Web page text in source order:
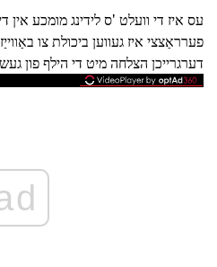
עס איז די וועלט 'ס לידינג מומכע אין
פערראַצצי איז געווען ביכולת צו
דערגרייכן הצלחה מיט די הילף פון